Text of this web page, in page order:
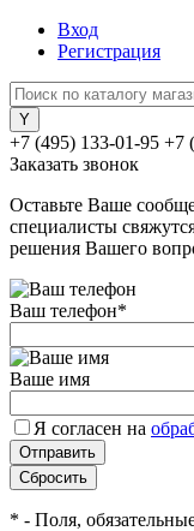
Вход
Регистрация
+7 (495) 133-01-95 +7
Заказать звонок
Оставьте Ваше
специалисты
решения Вашего
Ваш телефон*
Ваше имя
Я согласен на
* - Поля,